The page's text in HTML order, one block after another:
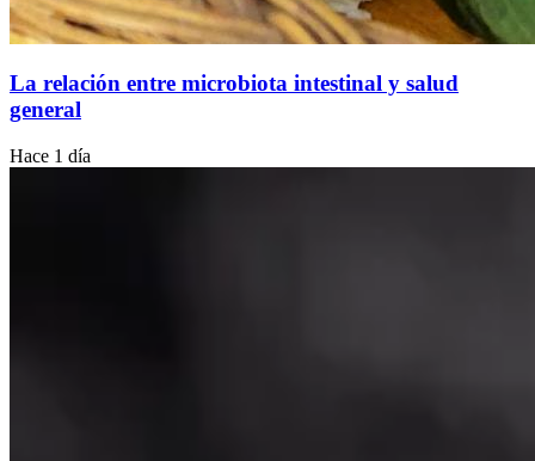
La relación entre microbiota intestinal y salud
general
Hace 1 día